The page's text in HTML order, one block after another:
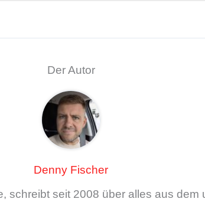
Der Autor
Denny Fischer
schreibt seit 2008 über alles aus dem